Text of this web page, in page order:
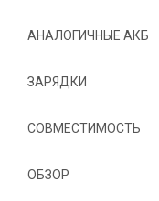
АНАЛОГИЧНЫЕ АКБ
ЗАРЯДКИ
СОВМЕСТИМОСТЬ
ОБЗОР